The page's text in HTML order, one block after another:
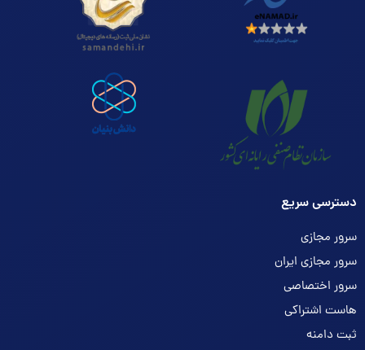
دسترسی سریع
سرور مجازی
سرور مجازی ایران
سرور اختصاصی
هاست اشتراکی
ثبت دامنه